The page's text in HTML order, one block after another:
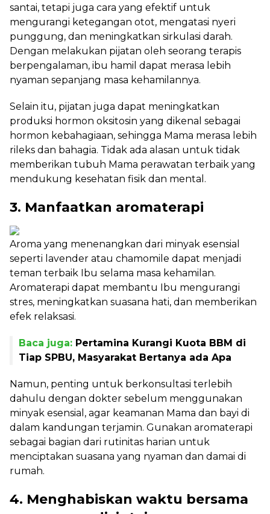
santai, tetapi juga cara yang efektif untuk
mengurangi ketegangan otot, mengatasi nyeri
punggung, dan meningkatkan sirkulasi darah.
Dengan melakukan pijatan oleh seorang terapis
berpengalaman, ibu hamil dapat merasa lebih
nyaman sepanjang masa kehamilannya.
Selain itu, pijatan juga dapat meningkatkan
produksi hormon oksitosin yang dikenal sebagai
hormon kebahagiaan, sehingga Mama merasa lebih
rileks dan bahagia. Tidak ada alasan untuk tidak
memberikan tubuh Mama perawatan terbaik yang
mendukung kesehatan fisik dan mental.
3. Manfaatkan aromaterapi
Aroma yang menenangkan dari minyak esensial
seperti lavender atau chamomile dapat menjadi
teman terbaik Ibu selama masa kehamilan.
Aromaterapi dapat membantu Ibu mengurangi
stres, meningkatkan suasana hati, dan memberikan
efek relaksasi.
Baca juga: Pertamina Kurangi Kuota BBM di
Tiap SPBU, Masyarakat Bertanya ada Apa
Namun, penting untuk berkonsultasi terlebih
dahulu dengan dokter sebelum menggunakan
minyak esensial, agar keamanan Mama dan bayi di
dalam kandungan terjamin. Gunakan aromaterapi
sebagai bagian dari rutinitas harian untuk
menciptakan suasana yang nyaman dan damai di
rumah.
4. Menghabiskan waktu bersama